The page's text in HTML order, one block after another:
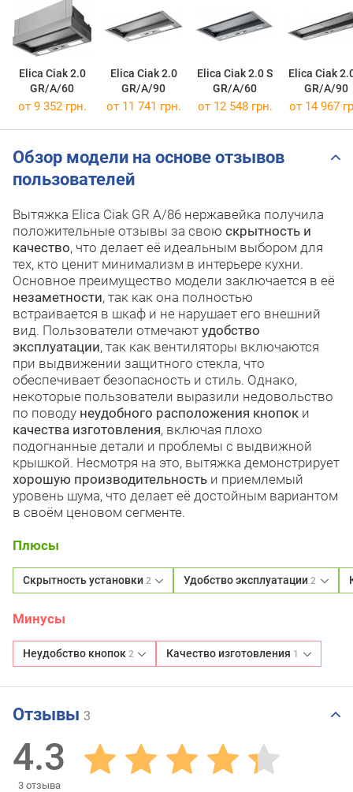
Elica Ciak 2.0
GR/A/60
Elica Ciak 2.0
GR/A/90
Elica Ciak 2.0 S
GR/A/60
Elica Ciak
GR/A/90
от 9 352 грн. от 11 741 грн. от 12 548 грн. от 14 967
Обзор модели на основе отзывов
пользователей
Вытяжка Elica Ciak GR A/86 нержавейка получила
положительные отзывы за свою скрытность и
качество, что делает её идеальным выбором для
тех, кто ценит минимализм в интерьере кухни.
Основное преимущество модели заключается в её
незаметности, так как она полностью
встраивается в шкаф и не нарушает его внешний
вид. Пользователи отмечают удобство
эксплуатации, так как вентиляторы включаются
при выдвижении защитного стекла, что
обеспечивает безопасность и стиль. Однако,
некоторые пользователи выразили недовольство
по поводу неудобного расположения кнопок и
качества изготовления, включая плохо
подогнанные детали и проблемы с выдвижной
крышкой. Несмотря на это, вытяжка демонстрирует
хорошую производительность и приемлемый
уровень шума, что делает её достойным вариантом
в своём ценовом сегменте.
Плюсы
Скрытность установки 2 Удобство эксплуатации2
Минусы
Неудобство кнопок 2 Качество изготовления 1
Отзывы 3
4.3
3 отзыва